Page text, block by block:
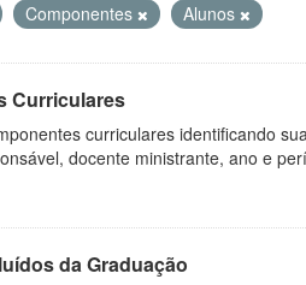
Componentes Alunos
Curriculares
curriculares identificando
docente ministrante, ano e
da Graduação